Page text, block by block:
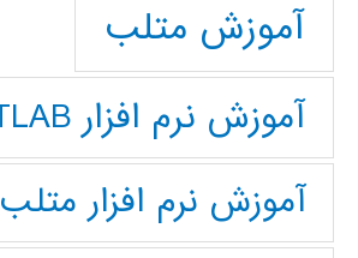
آموزش متلب
آموزش نرم افزار MATLAB
آموزش نرم افزار متلب